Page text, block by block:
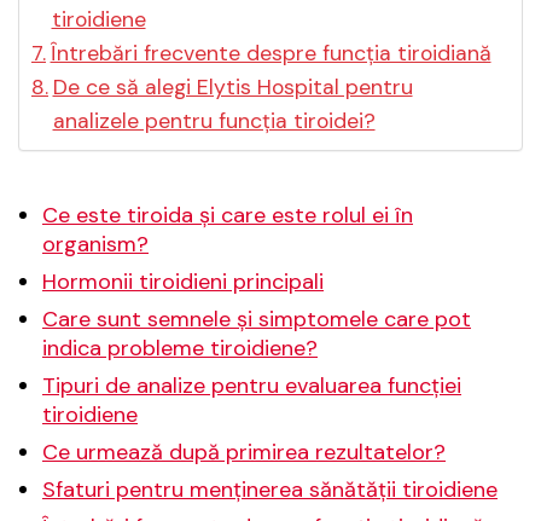
tiroidiene
Întrebări frecvente despre funcția tiroidiană
De ce să alegi Elytis Hospital pentru
analizele pentru funcția tiroidei?
Ce este tiroida și care este rolul ei în
organism?
Hormonii tiroidieni principali
Care sunt semnele și simptomele care pot
indica probleme tiroidiene?
Tipuri de analize pentru evaluarea funcției
tiroidiene
Ce urmează după primirea rezultatelor?
Sfaturi pentru menținerea sănătății tiroidiene